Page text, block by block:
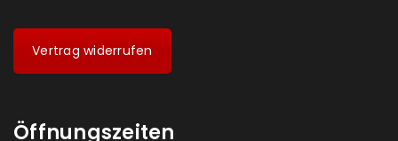
Vertrag widerrufen
Öffnungszeiten